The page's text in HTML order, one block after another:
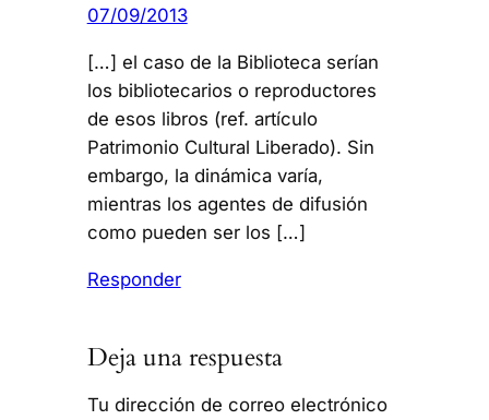
07/09/2013
[…] el caso de la Biblioteca serían
los bibliotecarios o reproductores
de esos libros (ref. artículo
Patrimonio Cultural Liberado). Sin
embargo, la dinámica varía,
mientras los agentes de difusión
como pueden ser los […]
Responder
Deja una respuesta
Tu dirección de correo electrónico